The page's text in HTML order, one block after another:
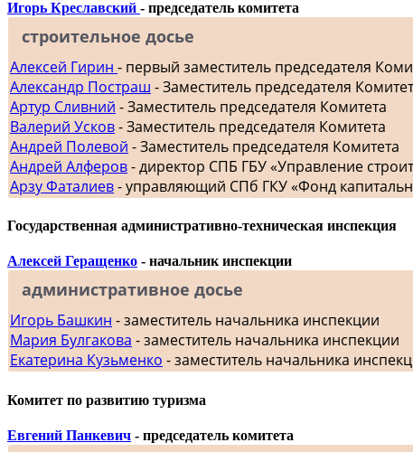
Игорь Креславский - председатель комитета
строительное досье
Алексей Гирин - первый заместитель председателя
Александр Постраш - Заместитель председателя
Артур Сливний - Заместитель председателя Комитета
Валерий Усков- Заместитель председателя Комитета
Андрей Полевой - Заместитель председателя Комитета
Андрей Алферов- директор СПБ ГБУ «Управление
Арзу Фаталиев- управляющий СПб ГКУ «Фонд
Государственная административно-техническая инспекция
Алексей Геращенко - начальник инспекции
административное досье
Игорь Башкин - заместитель начальника инспекции
Мария Булгакова - заместитель начальника инспекции
Екатерина Кузьменко - заместитель начальника
Комитет по развитию туризма
Евгений Панкевич - председатель комитета